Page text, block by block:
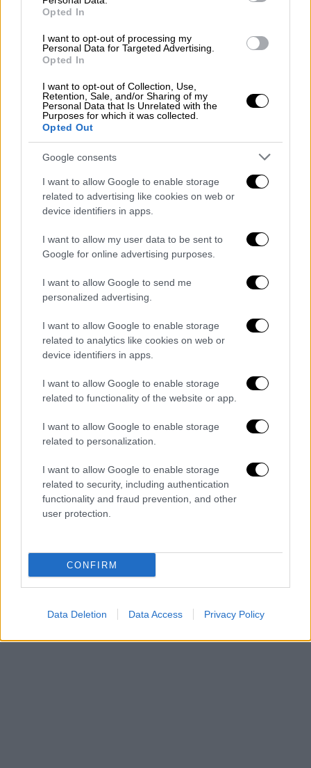
Opted In
I want to opt-out of processing my
Personal Data for Targeted Advertising.
Opted In
I want to opt-out of Collection, Use,
Retention, Sale, and/or Sharing of my
Personal Data that Is Unrelated with the
Purposes for which it was collected.
Opted Out
Google consents
I want to allow Google to enable storage
related to advertising like cookies on web or
device identifiers in apps.
I want to allow my user data to be sent to
Google for online advertising purposes.
I want to allow Google to send me
personalized advertising.
I want to allow Google to enable storage
related to analytics like cookies on web or
device identifiers in apps.
I want to allow Google to enable storage
related to functionality of the website or app.
I want to allow Google to enable storage
related to personalization.
I want to allow Google to enable storage
related to security, including authentication
functionality and fraud prevention, and other
user protection.
CONFIRM
Data Deletion Data Access Privacy Policy
View this post on Instagram
3. Το «Κάστρο» υποκλίνεται στους Θεούς
(Excalibur)
Το EXCALIBUR αφιερώνει την Παρασκευή
του αποκλειστικά στους Metallica. Μια
βραδιά γεμάτη καταιγιστικά riffs και πολύ
αλκοόλ, όπου το κάστρο θα τραντάζεται
θα βρίσκεται στις επιλογές, ανακατεύοντας
τον ήχο των Metallica με «δόσεις» από τη
heavy και thrash σκηνή για το απόλυτο
μουσικό μείγμα.